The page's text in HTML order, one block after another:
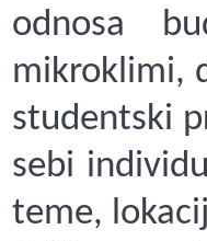
odnosa
mikroklimi,
studentski
sebi
teme,